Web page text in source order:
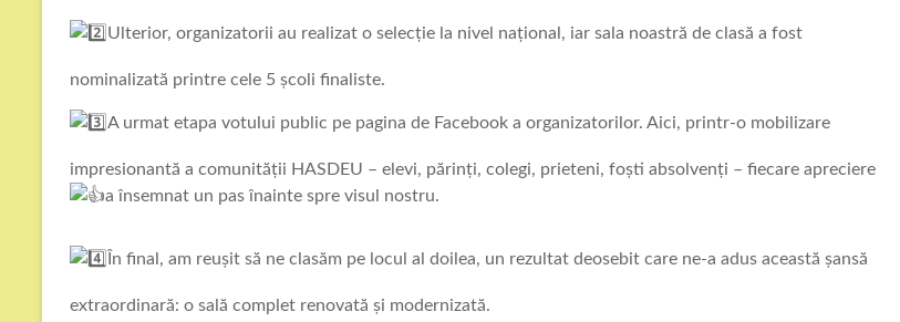
Ulterior, organizatorii au realizat o selecție la nivel național, iar sala noastră de clasă a fost
nominalizată printre cele 5 școli finaliste.
A urmat etapa votului public pe pagina de Facebook a organizatorilor. Aici, printr-o mobilizare
impresionantă a comunității HASDEU – elevi, părinți, colegi, prieteni, foști absolvenți – fiecare apreciere
a însemnat un pas înainte spre visul nostru.
În final, am reușit să ne clasăm pe locul al doilea, un rezultat deosebit care ne-a adus această șansă
extraordinară: o sală complet renovată și modernizată.